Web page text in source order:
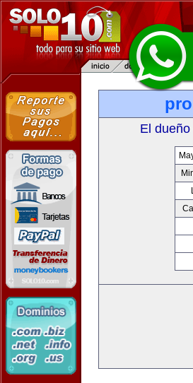
El